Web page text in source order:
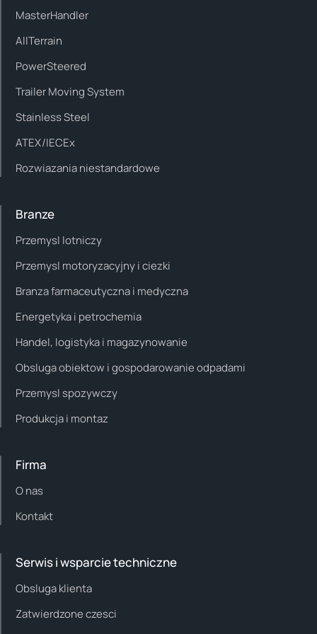
MasterHandler
AllTerrain
PowerSteered
Trailer Moving System
Stainless Steel
ATEX/IECEx
Rozwiazania niestandardowe
Branze
Przemysl lotniczy
Przemysl motoryzacyjny i ciezki
Branza farmaceutyczna i medyczna
Energetyka i petrochemia
Handel, logistyka i magazynowanie
Obsluga obiektow i gospodarowanie odpadami
Przemysl spozywczy
Produkcja i montaz
Firma
O nas
Kontakt
Serwis i wsparcie techniczne
Obsluga klienta
Zatwierdzone czesci